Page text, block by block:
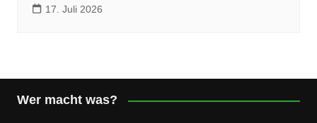
17. Juli 2026
Wer macht was?